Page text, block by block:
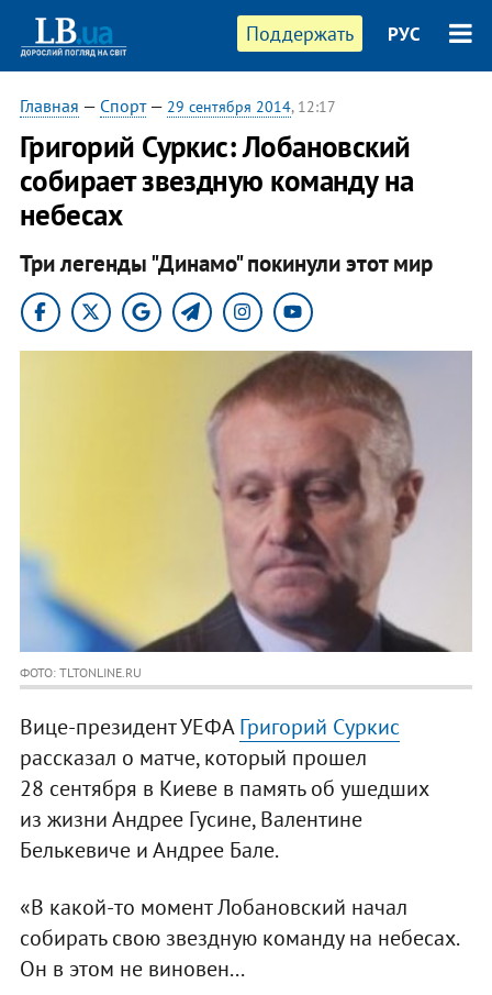
Поддержать РУС
Главная — Спорт— 29 сентября 2014, 12:17
Григорий Суркис: Лобановский
собирает звездную команду на
небесах
Три легенды "Динамо" покинули этот мир
ФОТО: TLTONLINE.RU
Вице-президент УЕФАГригорий Суркис
рассказал о матче, который прошел
28 сентября в Киеве в память об ушедших
из жизни Андрее Гусине, Валентине
Белькевиче и Андрее Бале.
«В какой-то момент Лобановский начал
собирать свою звездную команду на небесах.
Он в этом не виновен...